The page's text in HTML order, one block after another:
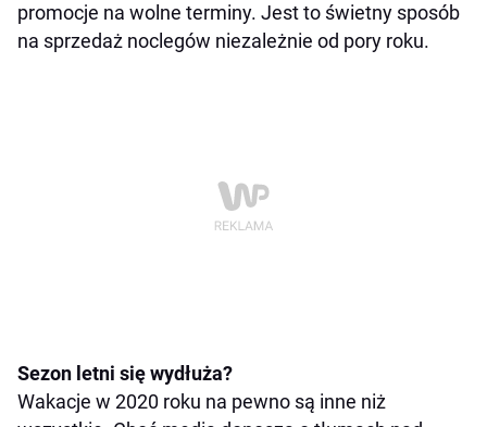
promocje na wolne terminy. Jest to świetny sposób
na sprzedaż noclegów niezależnie od pory roku.
Sezon letni się wydłuża?
Wakacje w 2020 roku na pewno są inne niż